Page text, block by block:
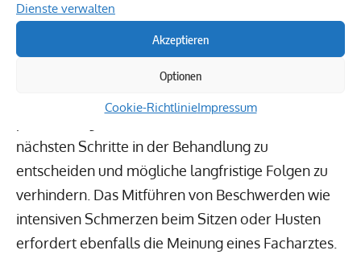
Dienste verwalten
Akzeptieren
Optionen
Cookie-RichtlinieImpressum
Besonders zu beachten sind Situationen, in denen
Aktivitäten wie Bücken oder das Tragen von
Gegenständen, wie einem Wäschekorb, plötzliche
nächsten Schritte in der Behandlung zu
entscheiden und mögliche langfristige Folgen zu
verhindern. Das Mitführen von Beschwerden wie
intensiven Schmerzen beim Sitzen oder Husten
erfordert ebenfalls die Meinung eines Facharztes.